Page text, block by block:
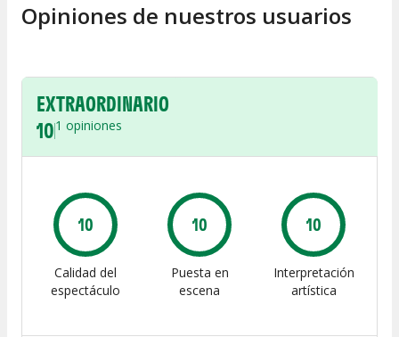
Opiniones de nuestros usuarios
EXTRAORDINARIO
101 opiniones
10
Calidad del
espectáculo
10
Puesta en
escena
10
Interpretación
artística